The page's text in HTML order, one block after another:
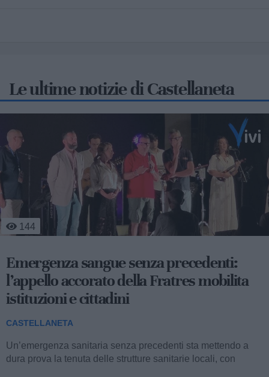
Le ultime notizie di Castellaneta
319
A volte ritornano: ecco la commedia
«Mangèt’ e b’vit’ ca u’ munn’ s’è capit’!»
CASTELLANETA
La compagnia teatrale «I’ Fratill’ da’n’Dulurét’» torna in
scena dopo vent’anni di assenza con...